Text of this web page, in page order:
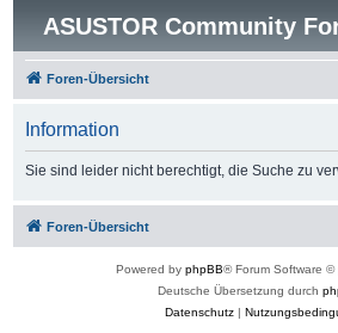
ASUSTOR Community
Foren-Übersicht
Information
Sie sind leider nicht berechtigt, die Suche zu
Foren-Übersicht
Powered by phpBB® Forum Software ©
Deutsche Übersetzung durch
Datenschutz|